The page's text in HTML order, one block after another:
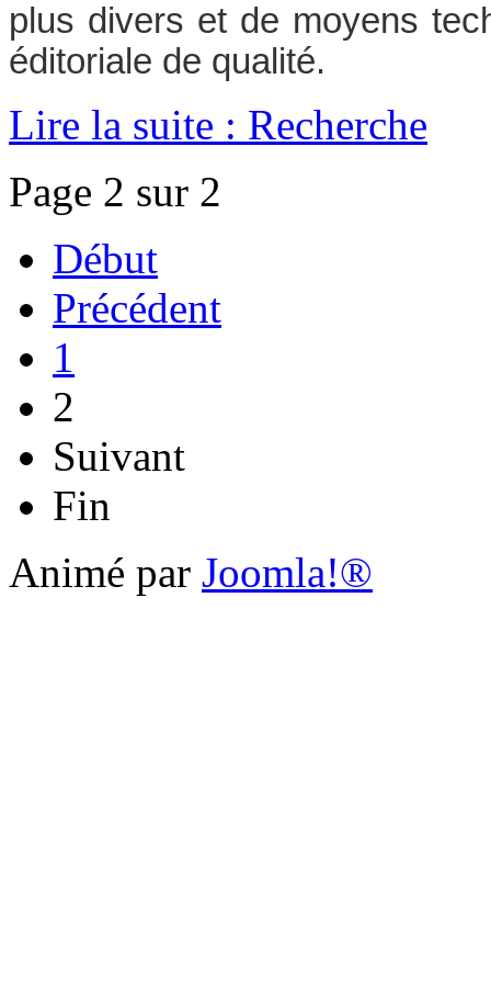
plus divers et de moyens
éditoriale de qualité.
Lire la suite : Recherche
Page 2 sur 2
Début
Précédent
1
2
Suivant
Fin
Animé par Joomla!®